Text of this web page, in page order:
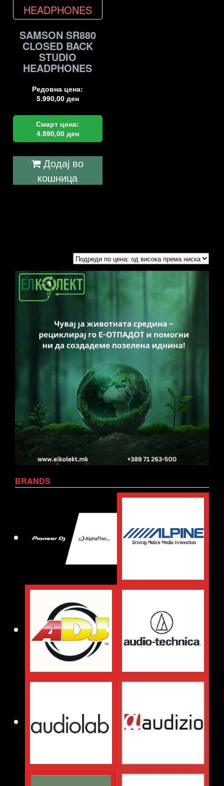
SAMSON SR880
CLOSED BACK
STUDIO
HEADPHONES
Редовна цена:
5.990,00 ден
Смарт цена:
4.990,00 ден
Додај во
кошница
BRANDS